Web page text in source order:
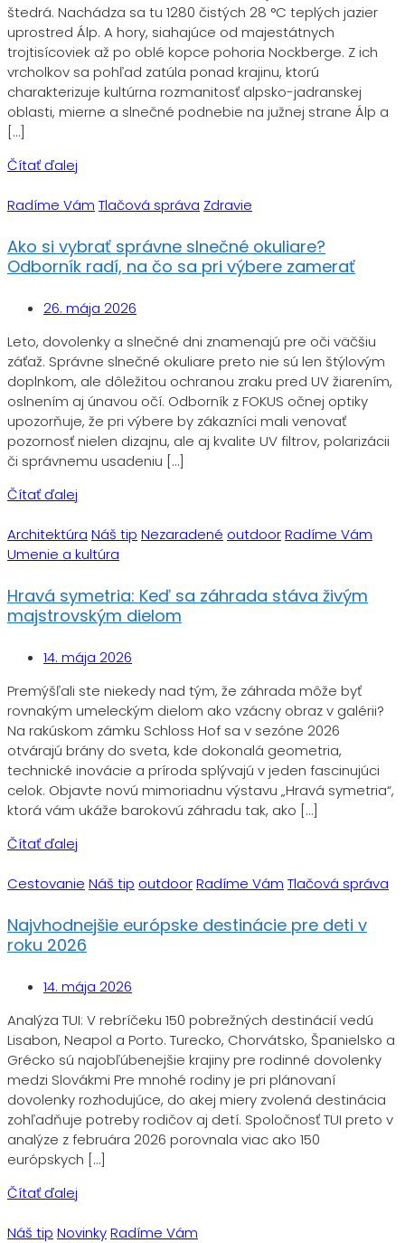
štedrá. Nachádza sa tu 1280 čistých 28 °C teplých jazier
uprostred Álp. A hory, siahajúce od majestátnych
trojtisícoviek až po oblé kopce pohoria Nockberge. Z ich
vrcholkov sa pohľad zatúla ponad krajinu, ktorú
charakterizuje kultúrna rozmanitosť alpsko-jadranskej
oblasti, mierne a slnečné podnebie na južnej strane Álp a
[…]
Čítať ďalej
Radíme Vám Tlačová správa Zdravie
Ako si vybrať správne slnečné okuliare?
Odborník radí, na čo sa pri výbere zamerať
26. mája 2026
Leto, dovolenky a slnečné dni znamenajú pre oči väčšiu
záťaž. Správne slnečné okuliare preto nie sú len štýlovým
doplnkom, ale dôležitou ochranou zraku pred UV žiarením,
oslnením aj únavou očí. Odborník z FOKUS očnej optiky
upozorňuje, že pri výbere by zákazníci mali venovať
pozornosť nielen dizajnu, ale aj kvalite UV filtrov, polarizácii
či správnemu usadeniu […]
Čítať ďalej
Architektúra Náš tip Nezaradené outdoorRadíme Vám
Umenie a kultúra
Hravá symetria: Keď sa záhrada stáva živým
majstrovským dielom
14. mája 2026
Premýšľali ste niekedy nad tým, že záhrada môže byť
rovnakým umeleckým dielom ako vzácny obraz v galérii?
Na rakúskom zámku Schloss Hof sa v sezóne 2026
otvárajú brány do sveta, kde dokonalá geometria,
technické inovácie a príroda splývajú v jeden fascinujúci
celok. Objavte novú mimoriadnu výstavu „Hravá symetria“,
ktorá vám ukáže barokovú záhradu tak, ako […]
Čítať ďalej
Cestovanie Náš tip outdoorRadíme Vám Tlačová správa
Najvhodnejšie európske destinácie pre deti v
roku 2026
14. mája 2026
Analýza TUI: V rebríčeku 150 pobrežných destinácií vedú
Lisabon, Neapol a Porto. Turecko, Chorvátsko, Španielsko a
Grécko sú najobľúbenejšie krajiny pre rodinné dovolenky
medzi Slovákmi Pre mnohé rodiny je pri plánovaní
dovolenky rozhodujúce, do akej miery zvolená destinácia
zohľadňuje potreby rodičov aj detí. Spoločnosť TUI preto v
analýze z februára 2026 porovnala viac ako 150
európskych […]
Čítať ďalej
Náš tip NovinkyRadíme Vám